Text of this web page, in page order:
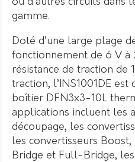
gamme.
Doté d’une large plage
fonctionnement de 6 V à
résistance de traction
traction, l’INS1001DE
boîtier DFN3x3-10L
applications incluent les
découpage, les
les convertisseurs
Bridge et Full-Bridge,